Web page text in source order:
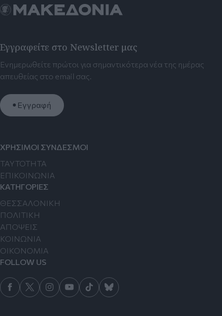
Εγγραφείτε στο Newsletter μας
Ενημερωθείτε πρώτοι για σημαντικότερα νέα της ημέρας
απευθείας στο email σας.
Εγγραφή
ΧΡΗΣΙΜΟΙ ΣΥΝΔΕΣΜΟΙ
TAYTOTHTA
ΕΠΙΚΟΙΝΩΝΙΑ
ΚΑΤΗΓΟΡΙΕΣ
ΘΕΣΣΑΛΟΝΙΚΗ
ΠΟΛΙΤΙΚΗ
ΑΠΟΨΕΙΣ
ΚΟΙΝΩΝΙΑ
ΟΙΚΟΝΟΜΙΑ
FOLLOW US